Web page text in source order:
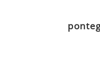
Vai
Vai